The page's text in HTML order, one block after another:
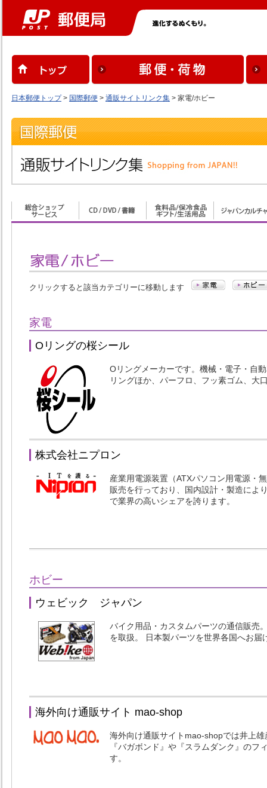
日本郵便トップ> 国際郵便 > 通販サイトリンク集 > 家電/ホビー
クリックすると該当カテゴリーに移動します
家電
Oリングの桜シール
Oリングメーカーです。機械・電子・自
リングほか、パーフロ、フッ素ゴム、大
株式会社ニプロン
産業用電源装置（ATXパソコン用電源・
販売を行っており、国内設計・製造によ
で業界の高いシェアを誇ります。
ホビー
ウェビック ジャパン
バイク用品・カスタムパーツの通信販売
を取扱。 日本製パーツを世界各国へお届
海外向け通販サイト mao-shop
海外向け通販サイトmao-shopでは井上
『バガボンド』や『スラムダンク』のフ
す。